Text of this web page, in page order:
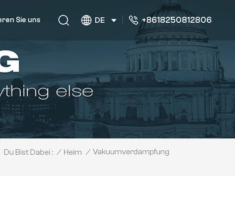
Sie uns DE +8618250812806
Du Bist Dabei : / Heim / Vakuumverdampfung